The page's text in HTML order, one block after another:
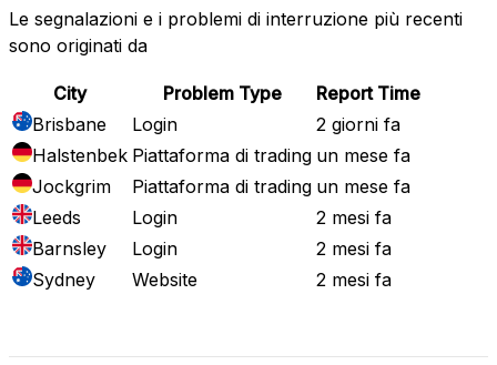
Le segnalazioni e i problemi di interruzione più recenti
sono originati da
City Problem Type
Report Time
Brisbane
Login
2 giorni fa
Halstenbek Piattaforma di trading un mese fa
Jockgrim
Piattaforma di trading un mese fa
Leeds
Login
2 mesi fa
Barnsley
Login
2 mesi fa
Sydney
Website
2 mesi fa